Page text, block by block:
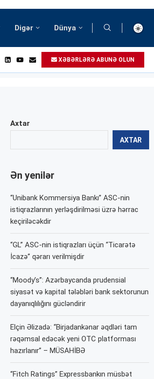
Digər Dünya
XƏBƏRLƏRƏ ABUNƏ OLUN
Axtar
AXTAR
Ən yenilər
“Unibank Kommersiya Bankı” ASC-nin
istiqrazlarının yerləşdirilməsi üzrə hərrac
keçiriləcəkdir
“GL” ASC-nin istiqrazları üçün “Ticarətə
İcazə” qərarı verilmişdir
“Moody’s”: Azərbaycanda prudensial
siyasət və kapital tələbləri bank sektorunun
dayanıqlılığını gücləndirir
Elçin Əlizadə: “Birjadankənar əqdləri tam
rəqəmsal edəcək yeni OTC platforması
hazırlanır” – MÜSAHİBƏ
“Fitch Ratings” Expressbankın müsbət